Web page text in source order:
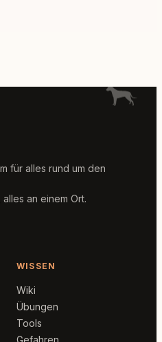
für alles rund um den
an einem Ort.
WISSEN
Wiki
Übungen
Tools
Gefahren